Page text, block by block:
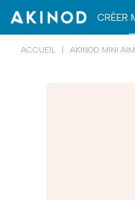
CRÉER
ACCUEIL AKINOD MINI